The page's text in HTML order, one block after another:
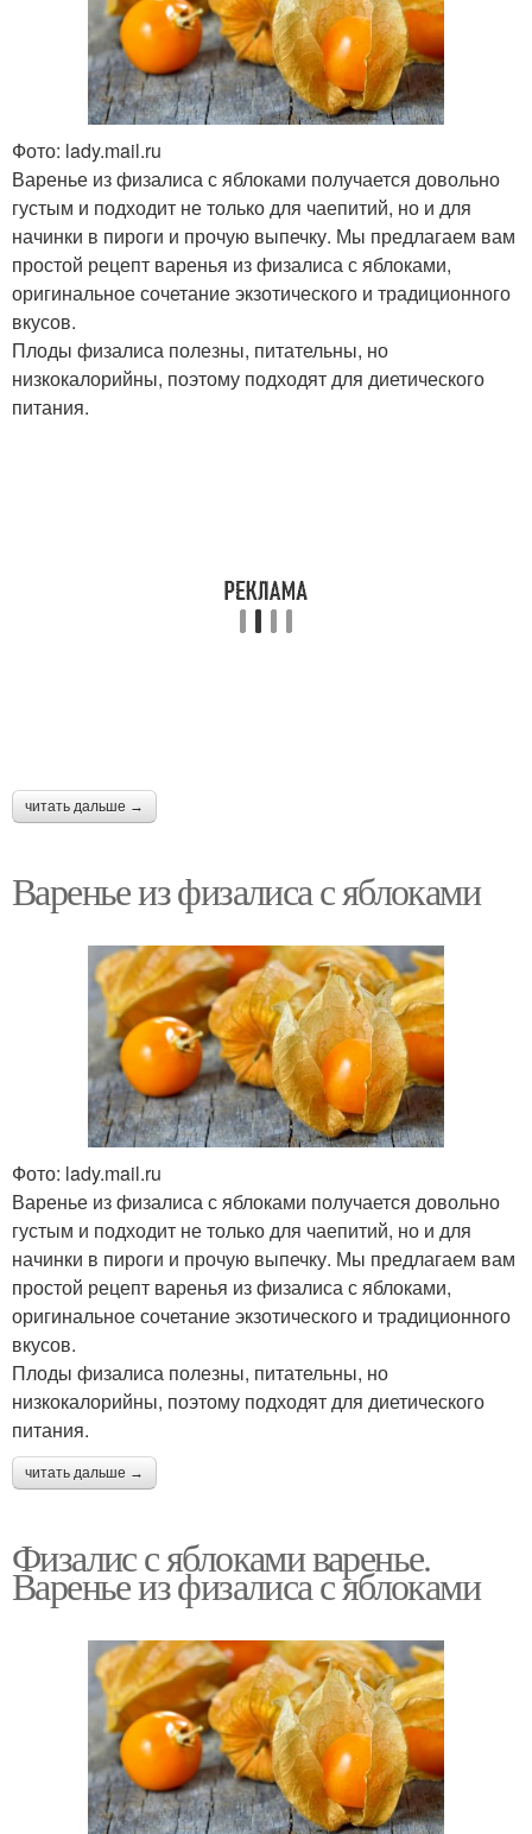
Фото: lady.mail.ru
Варенье из физалиса с яблоками получается довольно
густым и подходит не только для чаепитий, но и для
начинки в пироги и прочую выпечку. Мы предлагаем вам
простой рецепт варенья из физалиса с яблоками,
оригинальное сочетание экзотического и традиционного
вкусов.
Плоды физалиса полезны, питательны, но
низкокалорийны, поэтому подходят для диетического
питания.
читать дальше →
Варенье из физалиса с яблоками
Фото: lady.mail.ru
Варенье из физалиса с яблоками получается довольно
густым и подходит не только для чаепитий, но и для
начинки в пироги и прочую выпечку. Мы предлагаем вам
простой рецепт варенья из физалиса с яблоками,
оригинальное сочетание экзотического и традиционного
вкусов.
Плоды физалиса полезны, питательны, но
низкокалорийны, поэтому подходят для диетического
питания.
читать дальше →
Физалис с яблоками варенье.
Варенье из физалиса с яблоками